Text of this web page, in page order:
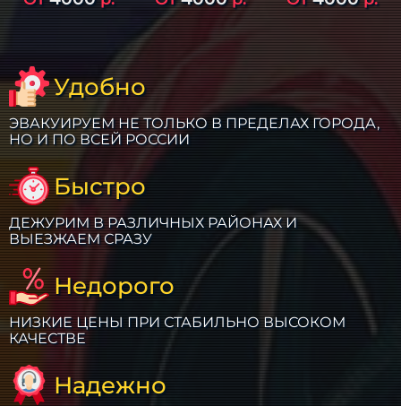
Удобно
ЭВАКУИРУЕМ НЕ ТОЛЬКО В ПРЕДЕЛАХ ГОРОДА,
НО И ПО ВСЕЙ РОССИИ
Быстро
ДЕЖУРИМ В РАЗЛИЧНЫХ РАЙОНАХ И
ВЫЕЗЖАЕМ СРАЗУ
Недорого
НИЗКИЕ ЦЕНЫ ПРИ СТАБИЛЬНО ВЫСОКОМ
КАЧЕСТВЕ
Надежно